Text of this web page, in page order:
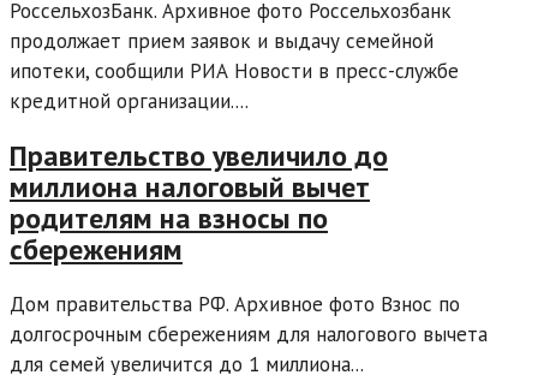
РоссельхозБанк. Архивное фото Россельхозбанк
продолжает прием заявок и выдачу семейной
ипотеки, сообщили РИА Новости в пресс-службе
кредитной организации....
Правительство увеличило до
миллиона налоговый вычет
родителям на взносы по
сбережениям
Дом правительства РФ. Архивное фото Взнос по
долгосрочным сбережениям для налогового вычета
для семей увеличится до 1 миллиона...